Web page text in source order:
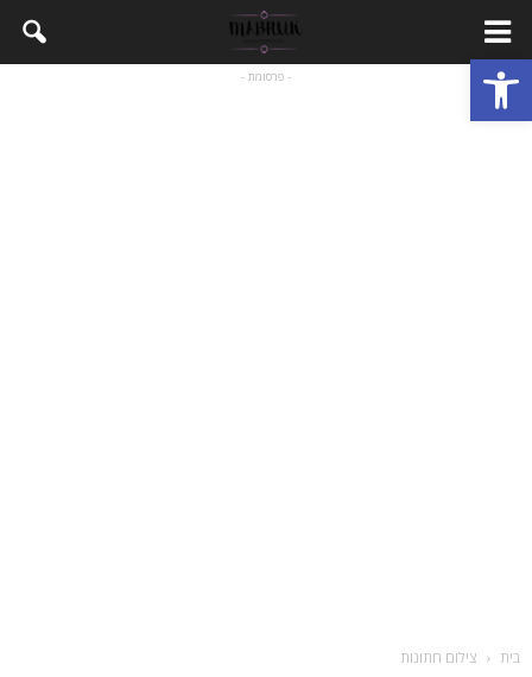
Open toolbar - פרסומת -
בית צילום חתונות